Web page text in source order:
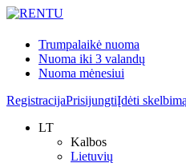
Trumpalaikė nuoma
Nuoma iki 3 valandų
Nuoma mėnesiui
RegistracijaPrisijungtiĮdėti
LT
Kalbos
Lietuvių